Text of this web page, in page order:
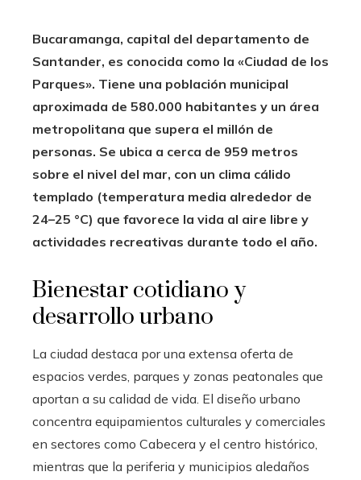
Bucaramanga, capital del departamento de
Santander, es conocida como la «Ciudad de los
Parques». Tiene una población municipal
aproximada de 580.000 habitantes y un área
metropolitana que supera el millón de
personas. Se ubica a cerca de 959 metros
sobre el nivel del mar, con un clima cálido
templado (temperatura media alrededor de
24–25 °C) que favorece la vida al aire libre y
actividades recreativas durante todo el año.
Bienestar cotidiano y
desarrollo urbano
La ciudad destaca por una extensa oferta de
espacios verdes, parques y zonas peatonales que
aportan a su calidad de vida. El diseño urbano
concentra equipamientos culturales y comerciales
en sectores como Cabecera y el centro histórico,
mientras que la periferia y municipios aledaños